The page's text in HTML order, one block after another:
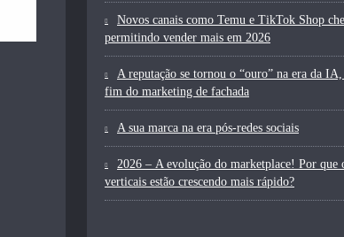
Novos canais como Temu e TikTok Shop
permitindo vender mais em 2026
A reputação se tornou o “ouro” na era da
fim do marketing de fachada
A sua marca na era pós-redes sociais
2026 – A evolução do marketplace! Por que
verticais estão crescendo mais rápido?